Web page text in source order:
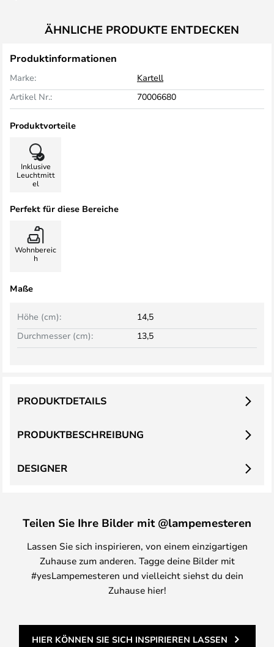
ÄHNLICHE PRODUKTE ENTDECKEN
Produktinformationen
Marke:
Kartell
Artikel Nr.:
70006680
Produktvorteile
Inklusive
Leuchtmitt
el
Perfekt für diese Bereiche
Wohnbereic
h
Maße
Höhe (cm):
14,5
Durchmesser (cm):
13,5
PRODUKTBESCHREIBUNG
PRODUKTDETAILS
DESIGNER
Teilen Sie Ihre Bilder mit @lampemesteren
Lassen Sie sich inspirieren, von einem einzigartigen
Zuhause zum anderen. Tagge deine Bilder mit
#yesLampemesteren und vielleicht siehst du dein
Zuhause hier!
HIER KÖNNEN SIE SICH INSPIRIEREN LASSEN